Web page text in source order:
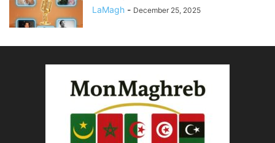
LaMagh - December 25, 2025